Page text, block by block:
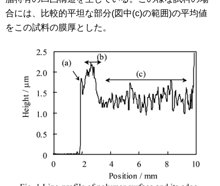
合には、比較的平坦な部分(図中(c)の範囲)の平均値
をこの試料の膜厚とした。